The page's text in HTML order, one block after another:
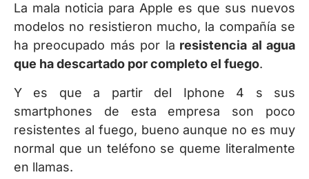
La mala noticia para Apple es que sus nuevos
modelos no resistieron mucho, la compañía se
ha preocupado más por la resistencia al agua
que ha descartado por completo el fuego.
Y es que a partir del Iphone 4 s sus
smartphones de esta empresa son poco
resistentes al fuego, bueno aunque no es muy
normal que un teléfono se queme literalmente
en llamas.